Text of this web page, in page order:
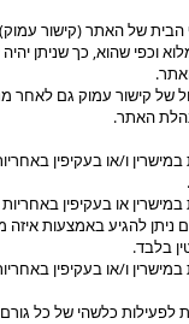
של האתר (קישור
וכפי שהוא, כך שניתן
של קישור עמוק גם לאחר
האתר.
ו/או בעקיפין
או בעקיפין
ניתן להגיע באמצעות
בלבד.
ו/או בעקיפין
כלשהי של כל